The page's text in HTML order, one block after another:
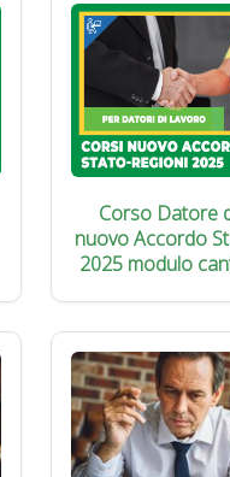
Corso Datore
nuovo Accordo
2025 modulo